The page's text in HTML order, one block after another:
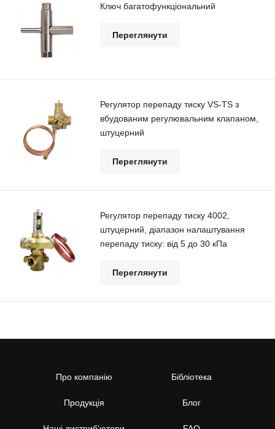
Ключ багатофункціональний
Переглянути
Регулятор перепаду тиску VS-TS з
вбудованим регулювальним клапаном,
штуцерний
Переглянути
Регулятор перепаду тиску 4002,
штуцерний, діапазон налаштування
перепаду тиску: від 5 до 30 кПа
Переглянути
Про компанію
Продукція
Бібліотека
Блог